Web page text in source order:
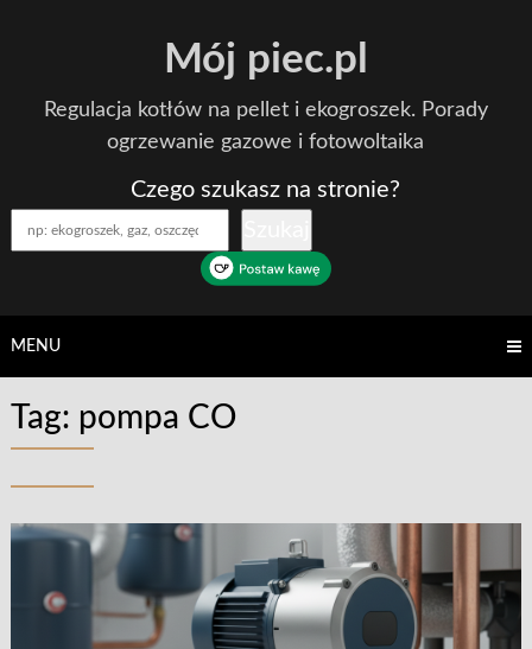
Mój piec.pl
Regulacja kotłów na pellet i ekogroszek. Porady
ogrzewanie gazowe i fotowoltaika
Czego szukasz na stronie?
MENU
Tag: pompa CO